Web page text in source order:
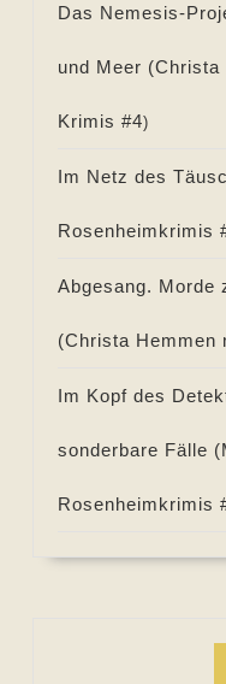
Das Nemesis-
und Meer (Christa
Krimis #4)
Im Netz des
Rosenheimkrimis
Abgesang. Morde
(Christa Hemmen
Im Kopf des
sonderbare Fälle (
Rosenheimkrimis